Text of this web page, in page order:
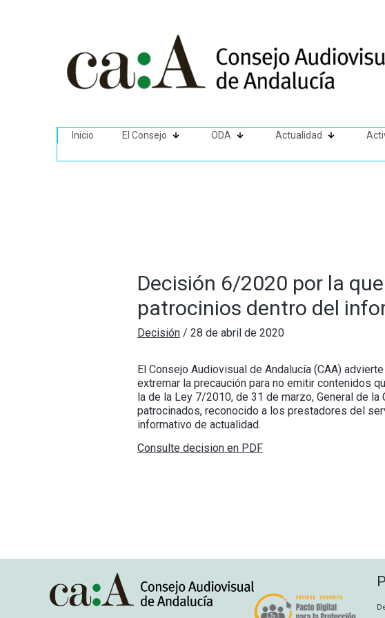
Inicio El Consejo ODA Actualidad
Decisión 6/2020 por la
patrocinios dentro del
Decisión/ 28 de abril de 2020
El Consejo Audiovisual de Andalucía (CAA)
extremar la precaución para no emitir contenidos
la de la Ley 7/2010, de 31 de marzo, General de
patrocinados, reconocido a los prestadores del
informativo de actualidad.
Consulte decision en PDF